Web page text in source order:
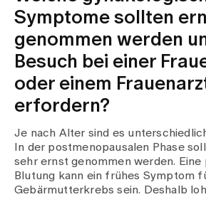
Symptome sollten
genommen werden
Besuch bei einer
oder einem
erfordern?
Je nach Alter sind es
In der postmenopausalen Phase
sehr ernst genommen werden. Eine
Blutung kann ein frühes Symptom
Gebärmutterkrebs sein. Deshalb